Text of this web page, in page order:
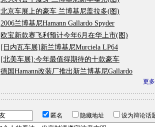
北京车展上的豪车 兰博基尼盖拉多(图)
2006兰博基尼Hamann Gallardo Spyder
欧宝新款赛飞利预计今年6月在华上市(图)
[日内瓦车展]新兰博基尼Murciela LP64
[北美车展]:今年最值得期待的十款豪车
德国Hamann改装厂推出新兰博基尼Gallardo
更
匿名 隐藏地址 设为辩论话